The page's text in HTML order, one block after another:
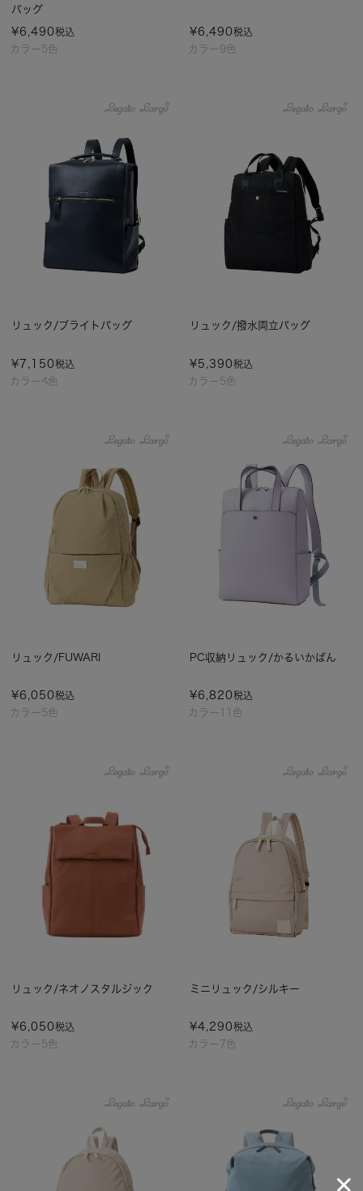
カラー5色
バッグ
¥6,490税込
カラー9色
¥6,490税込
カラー4色
リュック/ブライトバッグ
¥7,150税込
カラー5色
リュック/撥水両立バッグ
¥5,390税込
カラー5色
リュック/FUWARI
¥6,050税込
カラー11色
PC収納リュック/かるいかばん
¥6,820税込
カラー5色
リュック/ネオノスタルジック
¥6,050税込
カラー7色
ミニリュック/シルキー
¥4,290税込